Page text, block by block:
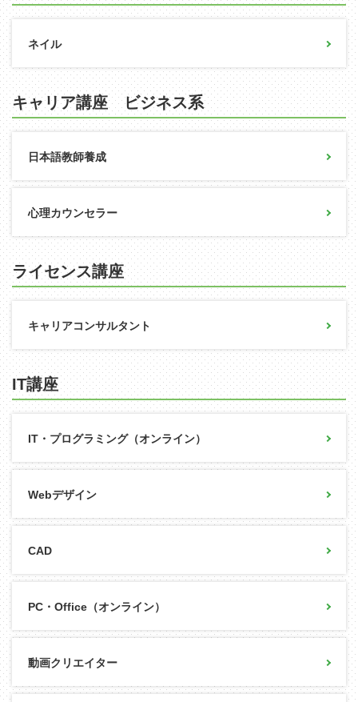
ネイル
キャリア講座 ビジネス系
日本語教師養成
心理カウンセラー
ライセンス講座
キャリアコンサルタント
IT講座
IT・プログラミング（オンライン）
Webデザイン
CAD
PC・Office（オンライン）
動画クリエイター